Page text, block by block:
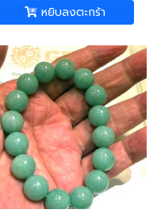
หยิบลงตะกร้า